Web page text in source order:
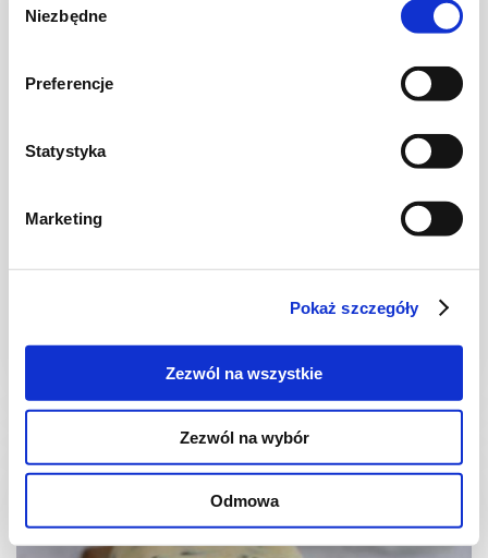
zgody
Niezbędne
Preferencje
Statystyka
Marketing
Pokaż szczegóły
Zezwól na wszystkie
Zezwól na wybór
Odmowa
WIDEO
CIASTA I TORTY
5211 kcal